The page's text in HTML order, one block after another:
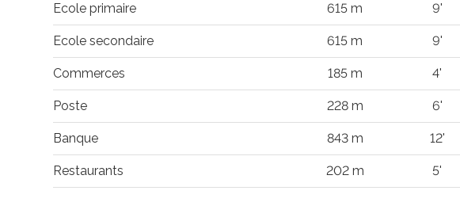
Ecole primaire 615 m 9'
Ecole secondaire 615 m 9'
Commerces 185 m 4'
Poste 228 m 6'
Banque 843 m 12'
Restaurants 202 m 5'